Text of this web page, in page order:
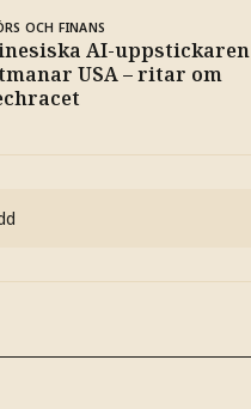
OCH FINANS
AI-uppstickaren
USA – ritar om